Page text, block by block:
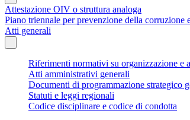
Attestazione OIV o struttura analoga
Piano triennale per prevenzione della corruzione
Atti generali
Riferimenti normativi su organizzazione e
Atti amministrativi generali
Documenti di programmazione strategico
Statuti e leggi regionali
Codice disciplinare e codice di condotta